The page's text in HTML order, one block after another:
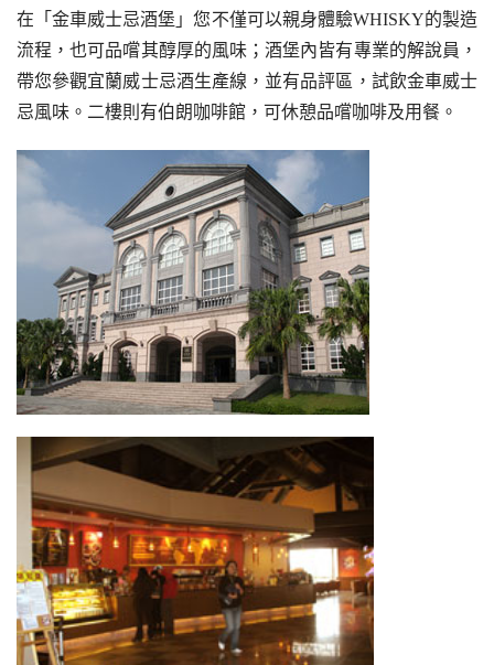
在「金車威士忌酒堡」您不僅可以親身體驗WHISKY的製造
流程，也可品嚐其醇厚的風味；酒堡內皆有專業的解說員，
帶您參觀宜蘭威士忌酒生產線，並有品評區，試飲金車威士
忌風味。二樓則有伯朗咖啡館，可休憩品嚐咖啡及用餐。